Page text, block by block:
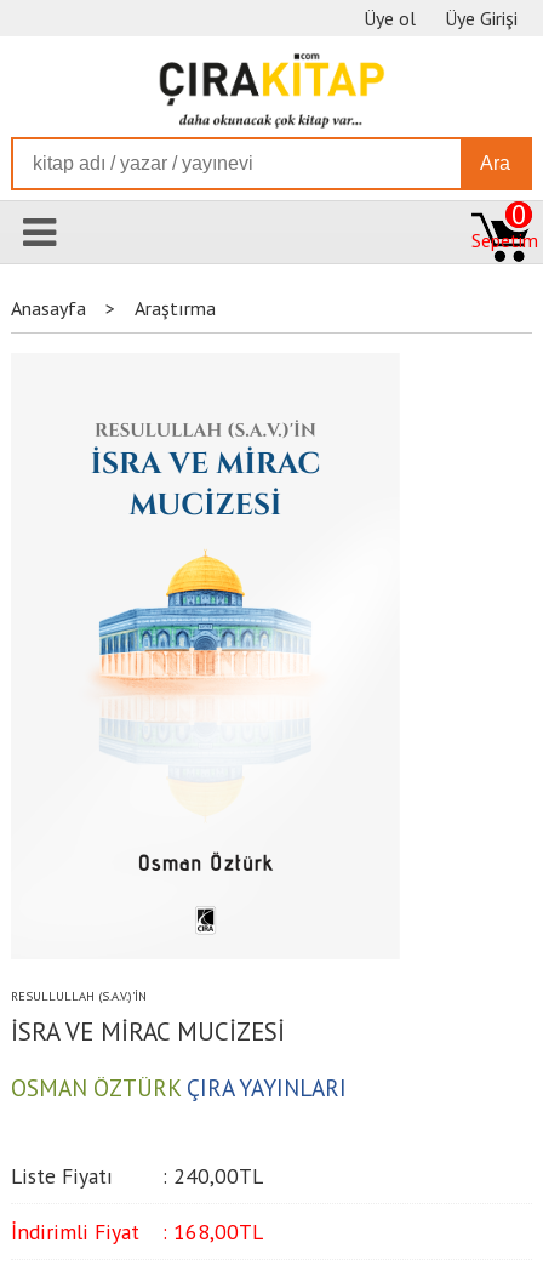
Üye ol Üye Girişi
Ara
Sepetim
0
Anasayfa > Araştırma
RESULLULLAH (S.A.V.)'İN
İSRA VE MİRAC MUCİZESİ
OSMAN ÖZTÜRK ÇIRA YAYINLARI
Liste Fiyatı : 240,00TL
İndirimli Fiyat : 168,00TL